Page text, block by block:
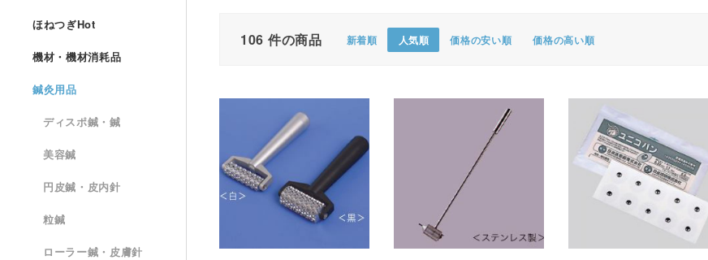
106 件の商品 新着順 人気順 価格の安い順 価格の高い順
ほねつぎHot
機材・機材消耗品
鍼灸用品
ディスポ鍼・鍼
美容鍼
円皮鍼・皮内針
粒鍼
ローラー鍼・皮膚針